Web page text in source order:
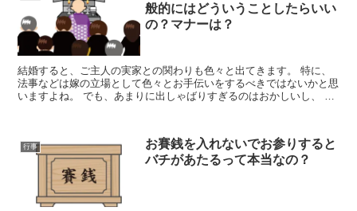
般的にはどういうことしたらいい
の？マナーは？
結婚すると、ご主人の実家との関わりも色々と出てきます。 特に、
法事などは嫁の立場として色々とお手伝いをするべきではないかと思
いますよね。 でも、あまりに出しゃばりすぎるのはおかしいし、 か
行事
お賽銭を入れないでお参りすると
バチがあたるって本当なの？